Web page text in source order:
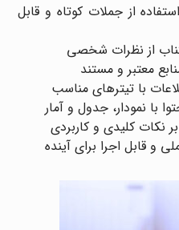
از جملات کوتاه و قابل
از نظرات شخصی
معتبر و مستند
با تیترهای مناسب
با نمودار، جدول و آمار
نکات کلیدی و کاربردی
و قابل اجرا برای آینده